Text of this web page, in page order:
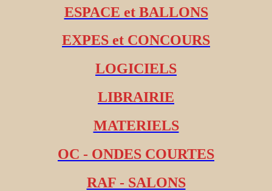
ESPACE et BALLONS
EXPES et CONCOURS
LOGICIELS
LIBRAIRIE
MATERIELS
OC - ONDES COURTES
RAF - SALONS